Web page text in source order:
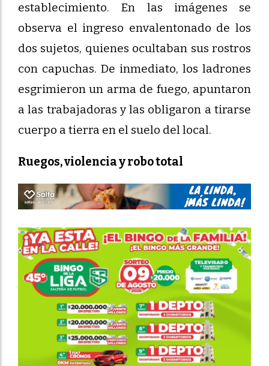
establecimiento. En las imágenes se
observa el ingreso envalentonado de los
dos sujetos, quienes ocultaban sus rostros
con capuchas. De inmediato, los ladrones
esgrimieron un arma de fuego, apuntaron
a las trabajadoras y las obligaron a tirarse
cuerpo a tierra en el suelo del local.
Ruegos, violencia y robo total